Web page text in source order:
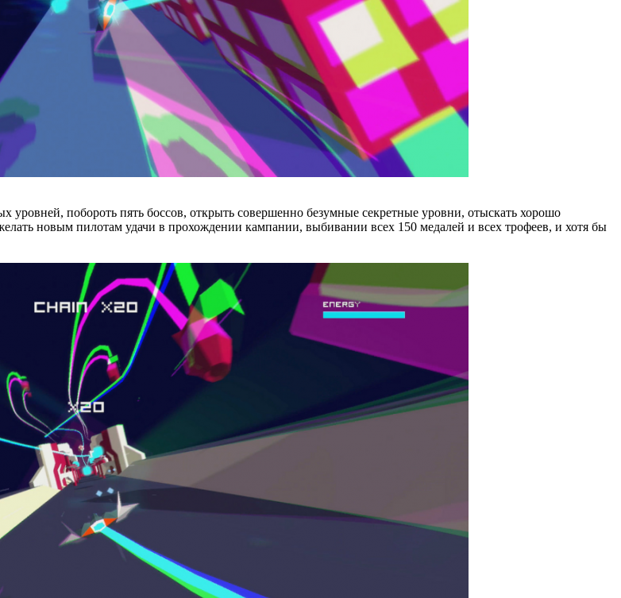
уровней, побороть пять боссов, открыть совершенно безумные секретные уровни, отыскать хорошо
новым пилотам удачи в прохождении кампании, выбивании всех 150 медалей и всех трофеев, и хотя бы